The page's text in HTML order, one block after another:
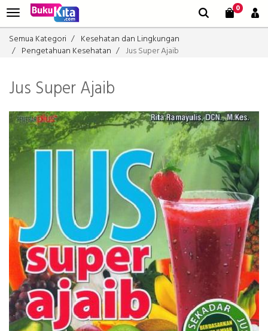
0
Semua Kategori
Kesehatan dan Lingkungan
Pengetahuan Kesehatan
Jus Super Ajaib
Jus Super Ajaib